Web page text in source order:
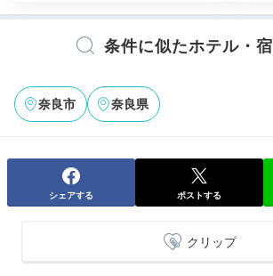
バスルーム一例
の思い出話しに花を咲かせたり。ケト
ーも完備され、思い思いの時間を過ごせ
間伐材にアロマをしみ込ませ、客室で
条件に似たホテル・
奈良市 奈良県
シェアする ポストする
クリップ